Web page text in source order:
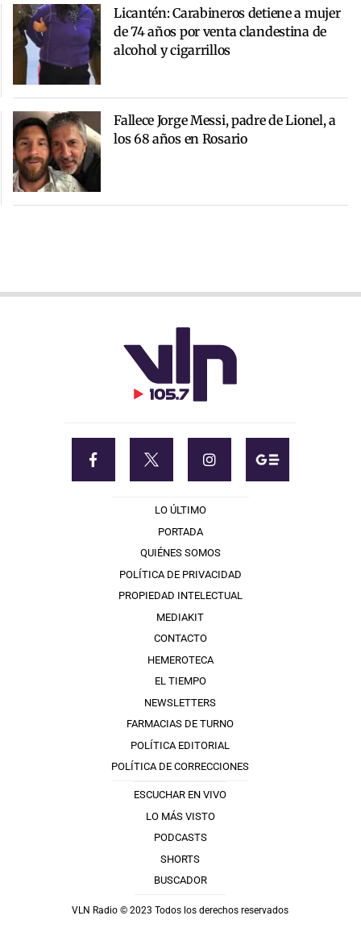
Licantén: Carabineros detiene a mujer
de 74 años por venta clandestina de
alcohol y cigarrillos
Fallece Jorge Messi, padre de Lionel, a
los 68 años en Rosario
LO ÚLTIMO
PORTADA
QUIÉNES SOMOS
POLÍTICA DE PRIVACIDAD
PROPIEDAD INTELECTUAL
MEDIAKIT
CONTACTO
HEMEROTECA
EL TIEMPO
NEWSLETTERS
FARMACIAS DE TURNO
POLÍTICA EDITORIAL
POLÍTICA DE CORRECCIONES
ESCUCHAR EN VIVO
LO MÁS VISTO
PODCASTS
SHORTS
BUSCADOR
VLN Radio © 2023 Todos los derechos reservados